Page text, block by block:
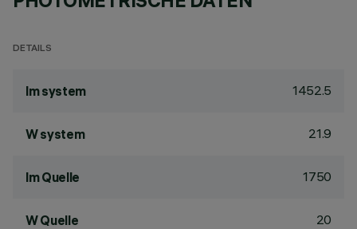
DETAILS
lm system 1452.5
W system 21.9
lm Quelle 1750
W Quelle 20